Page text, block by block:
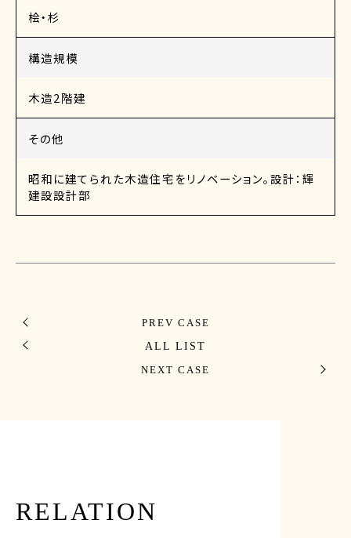
桧・杉
構造規模
木造2階建
その他
昭和に建てられた木造住宅をリノベーション。設計：輝
建設設計部
PREV CASE
ALL LIST
NEXT CASE
RELATION